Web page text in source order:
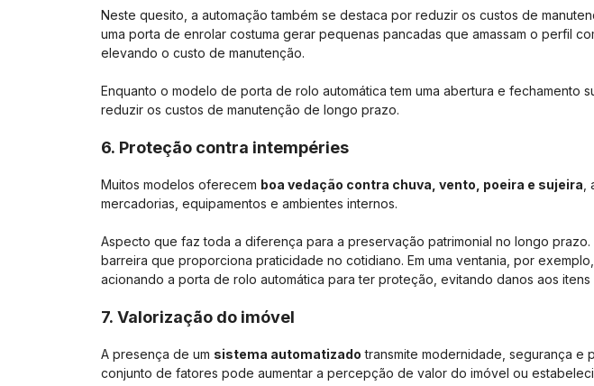
Neste quesito, a automação também se destaca por reduzir os custos de
uma porta de enrolar costuma gerar pequenas pancadas que amassam o perfil
elevando o custo de manutenção.
Enquanto o modelo de porta de rolo automática tem uma abertura e fechamento
reduzir os custos de manutenção de longo prazo.
6. Proteção contra intempéries
Muitos modelos oferecem boa vedação contra chuva, vento, poeira e sujeira,
mercadorias, equipamentos e ambientes internos.
Aspecto que faz toda a diferença para a preservação patrimonial no longo prazo.
barreira que proporciona praticidade no cotidiano. Em uma ventania, por
acionando a porta de rolo automática para ter proteção, evitando danos aos itens
7. Valorização do imóvel
A presença de um sistema automatizado transmite modernidade, segurança e
conjunto de fatores pode aumentar a percepção de valor do imóvel ou